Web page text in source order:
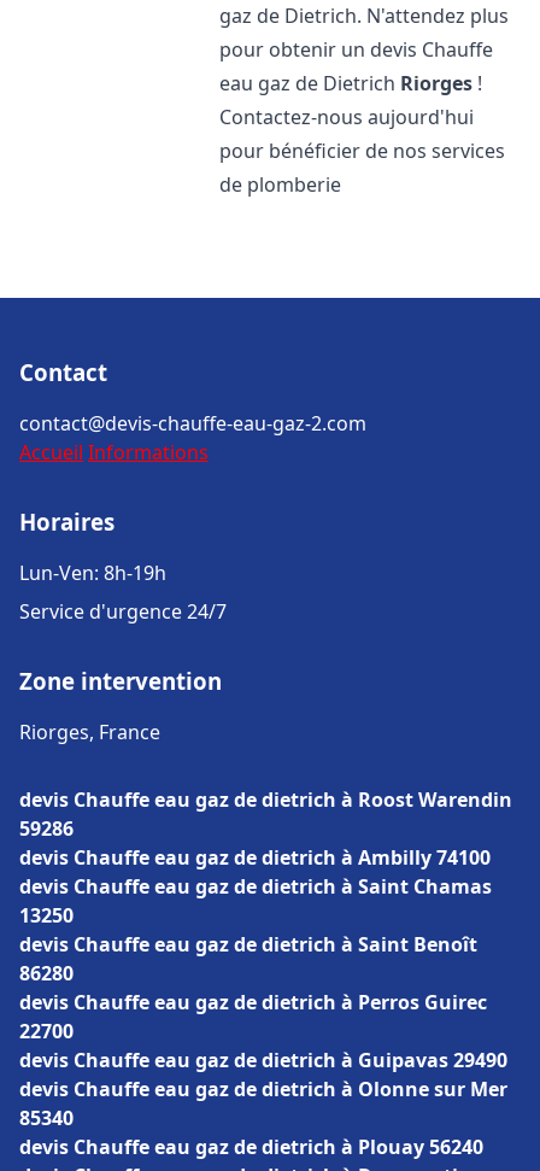
gaz de Dietrich. N'attendez plus
pour obtenir un devis Chauffe
eau gaz de Dietrich Riorges !
Contactez-nous aujourd'hui
pour bénéficier de nos services
de plomberie
Contact
contact@devis-chauffe-eau-gaz-2.com
Accueil Informations
Horaires
Lun-Ven: 8h-19h
Service d'urgence 24/7
Zone intervention
Riorges, France
devis Chauffe eau gaz de dietrich à Roost Warendin
59286
devis Chauffe eau gaz de dietrich à Ambilly 74100
devis Chauffe eau gaz de dietrich à Saint Chamas
13250
devis Chauffe eau gaz de dietrich à Saint Benoît
86280
devis Chauffe eau gaz de dietrich à Perros Guirec
22700
devis Chauffe eau gaz de dietrich à Guipavas 29490
devis Chauffe eau gaz de dietrich à Olonne sur Mer
85340
devis Chauffe eau gaz de dietrich à Plouay 56240